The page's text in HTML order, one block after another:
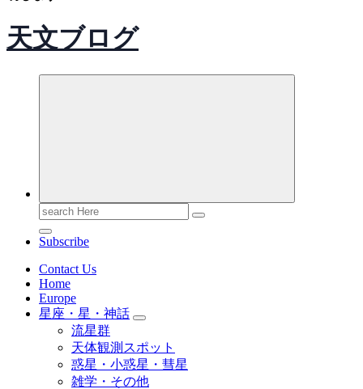
天文ブログ
Search
for:
Subscribe
Contact Us
Home
Europe
星座・星・神話
流星群
天体観測スポット
惑星・小惑星・彗星
雑学・その他